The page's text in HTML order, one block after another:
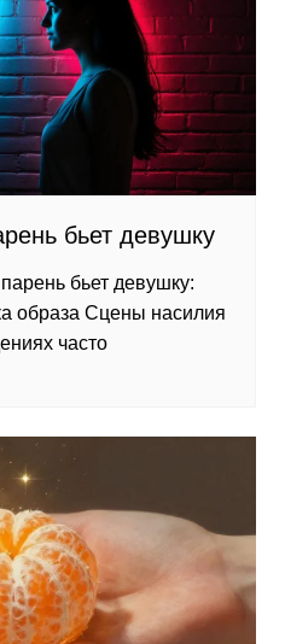
бьет девушку
бьет девушку:
образа Сцены насилия
часто